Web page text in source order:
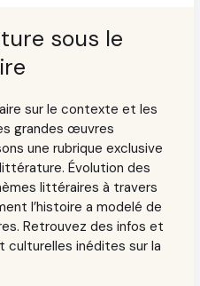
sous le
sur le contexte et les
grandes œuvres
une rubrique exclusive
Évolution des
littéraires à travers
l’histoire a modelé de
Retrouvez des infos et
inédites sur la